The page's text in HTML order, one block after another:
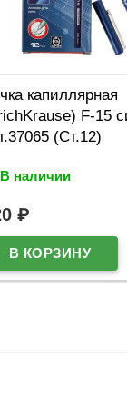
капиллярная
F-15
(Ст.12)
В наличии
₽